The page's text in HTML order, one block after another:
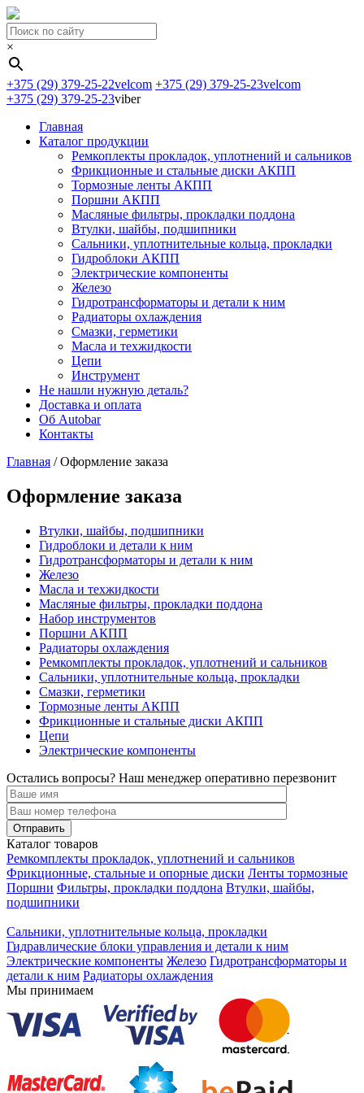
×
+375 (29) 379-25-22velcom +375 (29) 379-25-23velcom
+375 (29) 379-25-23viber
Главная
Каталог продукции
Ремкоплекты прокладок, уплотнений и сальников
Фрикционные и стальные диски АКПП
Тормозные ленты АКПП
Поршни АКПП
Масляные фильтры, прокладки поддона
Втулки, шайбы, подшипники
Сальники, уплотнительные кольца, прокладки
Гидроблоки АКПП
Электрические компоненты
Железо
Гидротрансформаторы и детали к ним
Радиаторы охлаждения
Смазки, герметики
Масла и техжидкости
Цепи
Инструмент
Не нашли нужную деталь?
Доставка и оплата
Об Autobar
Контакты
Главная /Оформление заказа
Оформление заказа
Втулки, шайбы, подшипники
Гидроблоки и детали к ним
Гидротрансформаторы и детали к ним
Железо
Масла и техжидкости
Масляные фильтры, прокладки поддона
Набор инструментов
Поршни АКПП
Радиаторы охлаждения
Ремкомплекты прокладок, уплотнений и сальников
Сальники, уплотнительные кольца, прокладки
Смазки, герметики
Тормозные ленты АКПП
Фрикционные и стальные диски АКПП
Цепи
Электрические компоненты
Остались вопросы? Наш менеджер оперативно перезвонит
Каталог товаров
Ремкомплекты прокладок, уплотнений и сальников
Фрикционные, стальные и опорные диски Ленты тормозные
Поршни Фильтры, прокладки поддона Втулки, шайбы,
подшипники
Сальники, уплотнительные кольца, прокладки
Гидравлические блоки управления и детали к ним
Электрические компоненты Железо Гидротрансформаторы и
детали к ним Радиаторы охлаждения
Мы принимаем